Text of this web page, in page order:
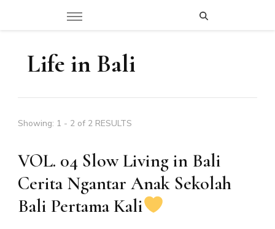
Life in Bali
Showing: 1 - 2 of 2 RESULTS
VOL. 04 Slow Living in Bali
Cerita Ngantar Anak Sekolah
Bali Pertama Kali